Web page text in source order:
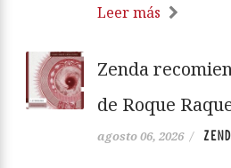
Leer más
Zenda
de Roque
agosto 06, 2026 /